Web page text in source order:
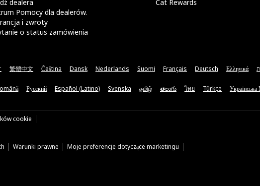
dealera
Pomocy dla dealerów.
i zwroty
o status zamówienia
Cat Rewards
繁體中文 Čeština Dansk Nederlands Suomi Français Deutsch Ελληνικά
Русский Español (Latino) Svenska தமிழ் తెలుగు ไทย Türkçe
cookie
Warunki prawne Moje preferencje dotyczące marketingu